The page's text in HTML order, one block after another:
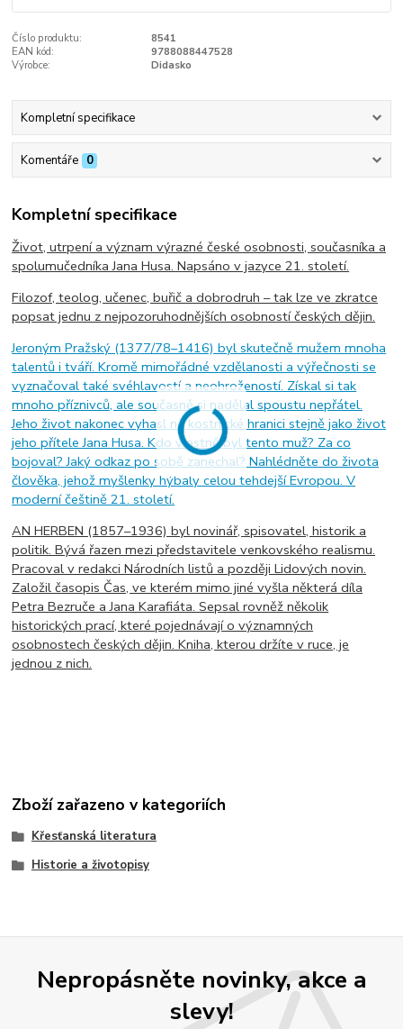
Číslo produktu:
8541
EAN kód:
9788088447528
Výrobce:
Didasko
Kompletní specifikace
Komentáře 0
Kompletní specifikace
Život, utrpení a význam výrazné české osobnosti, současníka a
spolumučedníka Jana Husa. Napsáno v jazyce 21. století.
Filozof, teolog, učenec, buřič a dobrodruh – tak lze ve zkratce
popsat jednu z nejpozoruhodnějších osobností českých dějin.
Jeroným Pražský (1377/78–1416) byl skutečně mužem mnoha
talentů i tváří. Kromě mimořádné vzdělanosti a výřečnosti se
vyznačoval také svéhlavostí a neohrožeností. Získal si tak
mnoho příznivců, ale současně si nadělal spoustu nepřátel.
Jeho život nakonec vyhasl na kostnické hranici stejně jako život
jeho přítele Jana Husa. Kdo vlastně byl tento muž? Za co
bojoval? Jaký odkaz po sobě zanechal? Nahlédněte do života
člověka, jehož myšlenky hýbaly celou tehdejší Evropou. V
moderní češtině 21. století.
AN HERBEN (1857–1936) byl novinář, spisovatel, historik a
politik. Bývá řazen mezi představitele venkovského realismu.
Pracoval v redakci Národních listů a později Lidových novin.
Založil časopis Čas, ve kterém mimo jiné vyšla některá díla
Petra Bezruče a Jana Karafiáta. Sepsal rovněž několik
historických prací, které pojednávají o významných
osobnostech českých dějin. Kniha, kterou držíte v ruce, je
jednou z nich.
Zboží zařazeno v kategoriích
Křesťanská literatura
Historie a životopisy
Nepropásněte novinky, akce a
slevy!